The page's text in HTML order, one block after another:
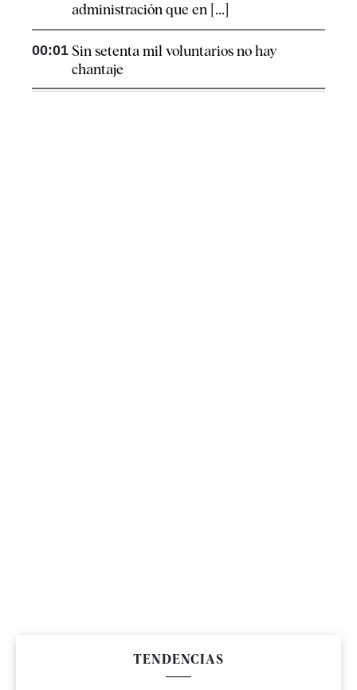
administración que en [...]
00:01 Sin setenta mil voluntarios no hay
chantaje
TENDENCIAS